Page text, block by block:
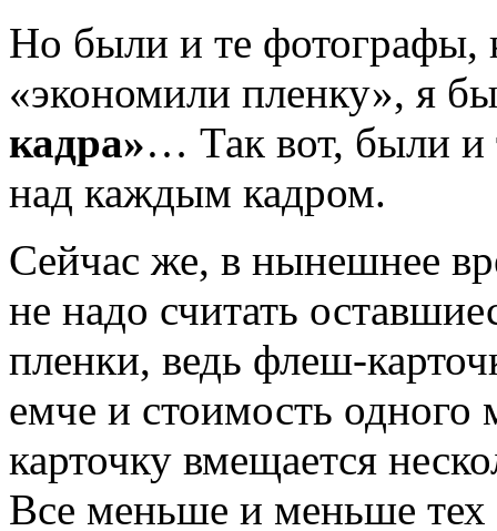
Но были и те фотографы,
«экономили пленку», я бы
кадра»… Так вот, были и
над каждым кадром.
Сейчас же, в нынешнее
не надо считать
пленки, ведь флеш-
емче и стоимость одного
карточку вмещается
Все меньше и меньше тех